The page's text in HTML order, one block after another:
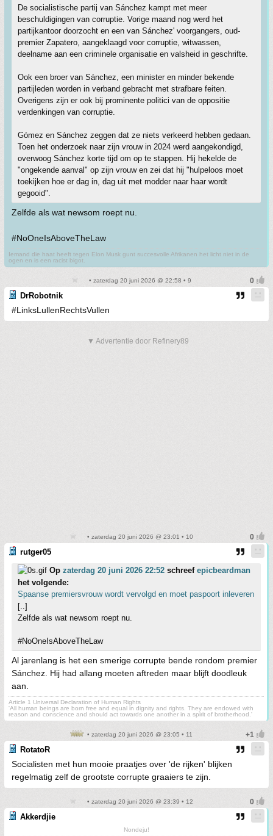
De socialistische partij van Sánchez kampt met meer
beschuldigingen van corruptie. Vorige maand nog werd het
partijkantoor doorzocht en een van Sánchez' voorgangers, oud-
premier Zapatero, aangeklaagd voor corruptie, witwassen,
deelname aan een criminele organisatie en valsheid in geschrifte.
Ook een broer van Sánchez, een minister en minder bekende
partijleden worden in verband gebracht met strafbare feiten.
Overigens zijn er ook bij prominente politici van de oppositie
verdenkingen van corruptie.
Gómez en Sánchez zeggen dat ze niets verkeerd hebben gedaan.
Toen het onderzoek naar zijn vrouw in 2024 werd aangekondigd,
overwoog Sánchez korte tijd om op te stappen. Hij hekelde de
"ongekende aanval" op zijn vrouw en zei dat hij "hulpeloos moet
toekijken hoe er dag in, dag uit met modder naar haar wordt
gegooid".
Zelfde als wat newsom roept nu.
#NoOneIsAboveTheLaw
Iemand die haat heeft tegen Elon Musk gunt succesvolle Afrikanen het licht niet in de
ogen en is een racist bigot.
• zaterdag 20 juni 2026 @ 22:58 • 9
DrRobotnik
#LinksLullenRechtsVullen
▼ Advertentie door Refinery89
• zaterdag 20 juni 2026 @ 23:01 • 10
rutger05
Op zaterdag 20 juni 2026 22:52 schreef epicbeardman
het volgende:
Spaanse premiersvrouw wordt vervolgd en moet paspoort inleveren
[..]
Zelfde als wat newsom roept nu.
#NoOneIsAboveTheLaw
Al jarenlang is het een smerige corrupte bende rondom premier
Sánchez. Hij had allang moeten aftreden maar blijft doodleuk
aan.
Article 1 Universal Declaration of Human Rights
'All human beings are born free and equal in dignity and rights. They are endowed with
reason and conscience and should act towards one another in a spirit of brotherhood.'
• zaterdag 20 juni 2026 @ 23:05 • 11
RotatoR
Socialisten met hun mooie praatjes over 'de rijken' blijken
regelmatig zelf de grootste corrupte graaiers te zijn.
• zaterdag 20 juni 2026 @ 23:39 • 12
Akkerdjie
Nondeju!